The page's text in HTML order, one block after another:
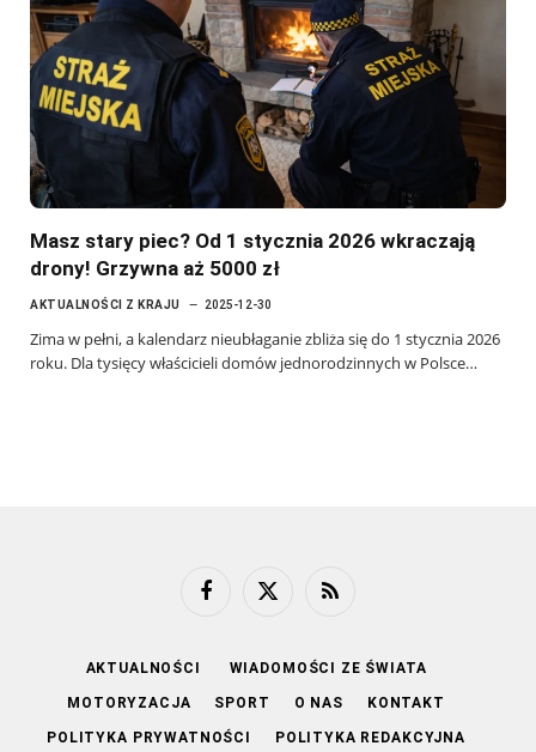
Masz stary piec? Od 1 stycznia 2026 wkraczają
drony! Grzywna aż 5000 zł
AKTUALNOŚCI Z KRAJU 2025-12-30
Zima w pełni, a kalendarz nieubłaganie zbliża się do 1 stycznia 2026
roku. Dla tysięcy właścicieli domów jednorodzinnych w Polsce…
FacebookX
RSS
AKTUALNOŚCI WIADOMOŚCI ZE ŚWIATA
MOTORYZACJA SPORT O NAS KONTAKT
POLITYKA PRYWATNOŚCI POLITYKA REDAKCYJNA